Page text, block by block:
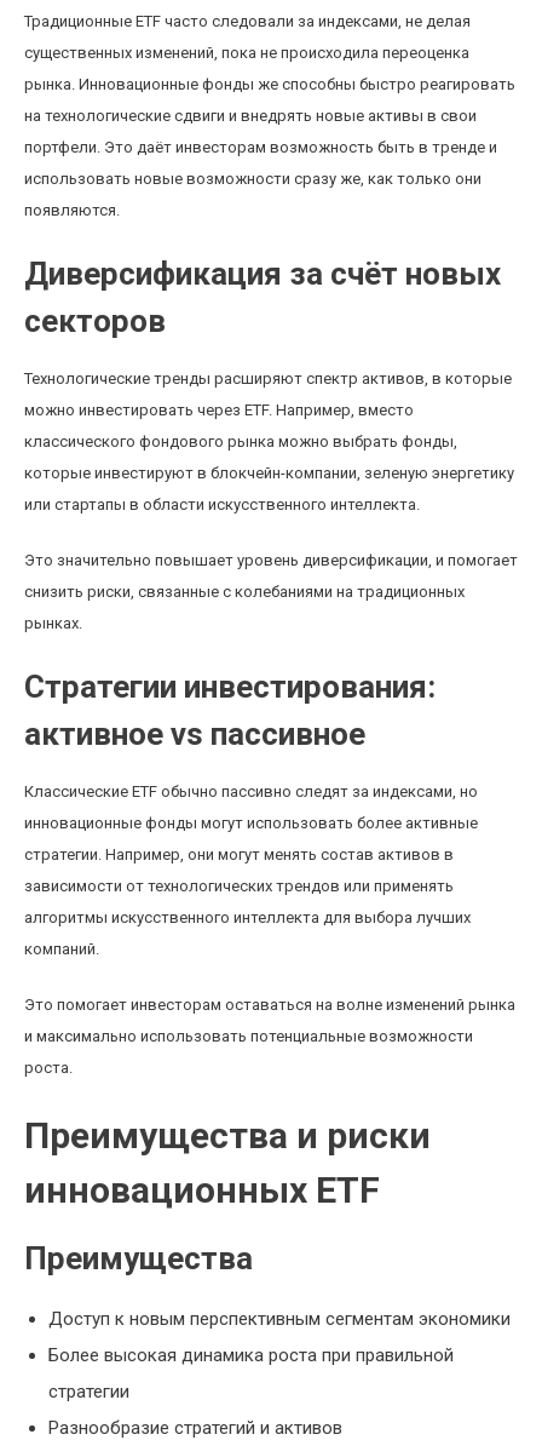
Традиционные ETF часто следовали за индексами, не делая
существенных изменений, пока не происходила переоценка
рынка. Инновационные фонды же способны быстро реагировать
на технологические сдвиги и внедрять новые активы в свои
портфели. Это даёт инвесторам возможность быть в тренде и
использовать новые возможности сразу же, как только они
появляются.
Диверсификация за счёт новых
секторов
Технологические тренды расширяют спектр активов, в которые
можно инвестировать через ETF. Например, вместо
классического фондового рынка можно выбрать фонды,
которые инвестируют в блокчейн-компании, зеленую энергетику
или стартапы в области искусственного интеллекта.
Это значительно повышает уровень диверсификации, и помогает
снизить риски, связанные с колебаниями на традиционных
рынках.
Стратегии инвестирования:
активное vs пассивное
Классические ETF обычно пассивно следят за индексами, но
инновационные фонды могут использовать более активные
стратегии. Например, они могут менять состав активов в
зависимости от технологических трендов или применять
алгоритмы искусственного интеллекта для выбора лучших
компаний.
Это помогает инвесторам оставаться на волне изменений рынка
и максимально использовать потенциальные возможности
роста.
Преимущества и риски
инновационных ETF
Преимущества
Доступ к новым перспективным сегментам экономики
Более высокая динамика роста при правильной
стратегии
Разнообразие стратегий и активов